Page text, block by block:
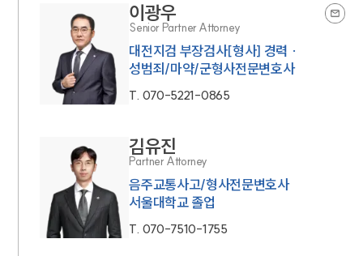
이광우
Senior Partner Attorney
대전지검 부장검사[형사] 경력 ·
성범죄/마약/군형사전문변호사
T. 070-5221-0865
김유진
Partner Attorney
음주교통사고/형사전문변호사
서울대학교 졸업
T. 070-7510-1755